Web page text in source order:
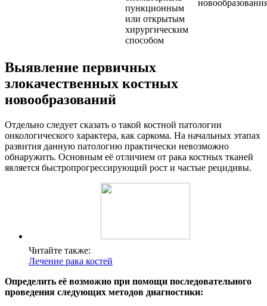
пункционным
или открытым
хирургическим
способом
Выявление первичных
злокачественных костных
новообразований
Отдельно следует сказать о такой костной патологии
онкологического характера, как саркома. На начальных этапах
развития данную патологию практически невозможно
обнаружить. Основным её отличием от рака костных тканей
является быстропрогрессирующий рост и частые рецидивы.
Читайте также:
Лечение рака костей
Определить её возможно при помощи последовательного
проведения следующих методов диагностики: